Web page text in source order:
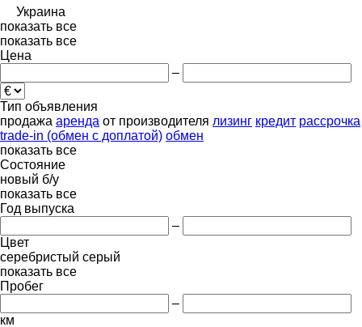
Украина
показать все
показать все
Цена
–
Тип объявления
продажа аренда от производителя лизинг кредит рассрочка
trade-in (обмен с доплатой) обмен
показать все
Состояние
новый б/у
показать все
Год выпуска
–
Цвет
серебристый серый
показать все
Пробег
–
км